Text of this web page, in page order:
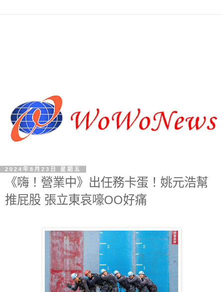
2024年8月23日 星期五
《嗨！營業中》出任務卡蛋！姚元浩幫
推屁股 張立東哀嚎OO好痛